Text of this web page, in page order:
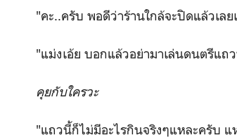
"คะ..ครับ พอดีว่าร้านใกล้จะปิดแล้วเลย
"แม่งเอ้ย บอกแล้วอย่ามาเล่นดนตรีแถ
คุยกับใครวะ
"แถวนี้ก็ไม่มีอะไรกินจริงๆแหละครับ